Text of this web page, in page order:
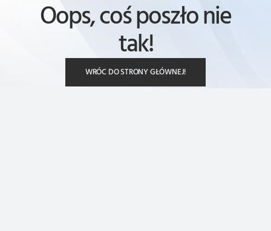
Oops, coś poszło nie
tak!
WRÓC DO STRONY GŁÓWNEJ!